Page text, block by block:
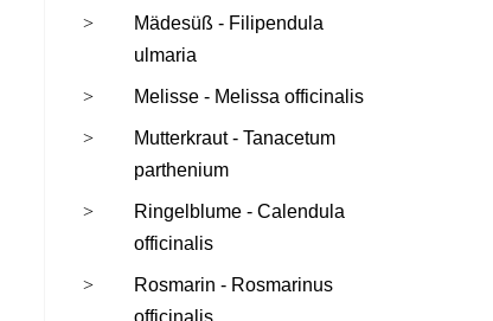
Mädesüß - Filipendula
ulmaria
Melisse - Melissa officinalis
Mutterkraut - Tanacetum
parthenium
Ringelblume - Calendula
officinalis
Rosmarin - Rosmarinus
officinalis